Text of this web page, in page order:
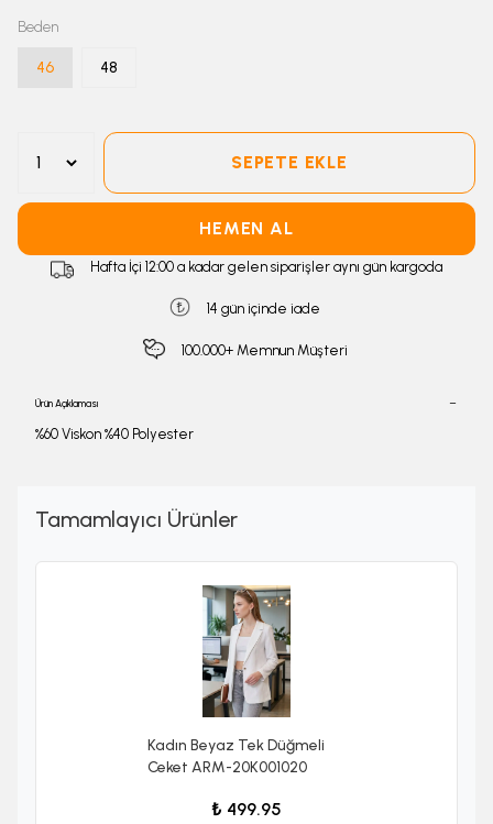
Beden
46 48
SEPETE EKLE
HEMEN AL
Hafta İçi 12:00 a kadar gelen siparişler aynı gün kargoda
14 gün içinde iade
100.000+ Memnun Müşteri
Ürün Açıklaması
%60 Viskon %40 Polyester
Tamamlayıcı Ürünler
Kadın Beyaz Tek Düğmeli
Ceket ARM-20K001020
₺ 499.95